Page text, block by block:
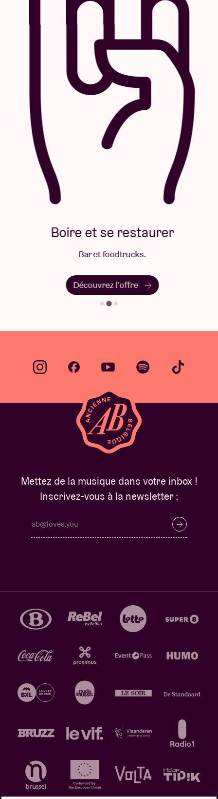
Boire et se restaurer
Bar et foodtrucks.
Découvrez l'offre
Mettez de la musique dans votre inbox !
Inscrivez-vous à la newsletter :